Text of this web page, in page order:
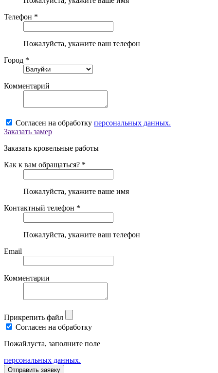
Телефон *
Пожалуйста, укажите ваш телефон
Город *
Комментарий
Согласен на обработку персональных данных.
Заказать замер
Заказать кровельные работы
Как к вам обращаться? *
Пожалуйста, укажите ваше имя
Контактный телефон *
Пожалуйста, укажите ваш телефон
Email
Комментарии
Прикрепить файл
Согласен на обработку
Пожайлуста, заполните поле
персональных данных.